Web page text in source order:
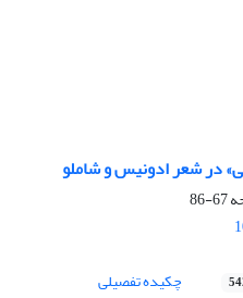
در شعر ادونیس و شاملو
67-86
چکیده تفصیلی